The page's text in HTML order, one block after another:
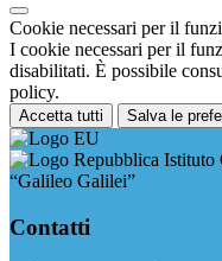
Cookie necessari per il
I cookie necessari per il
disabilitati. È possibile
policy.
Accetta tutti Salva le
Istituto
“Galileo Galilei”
Contatti